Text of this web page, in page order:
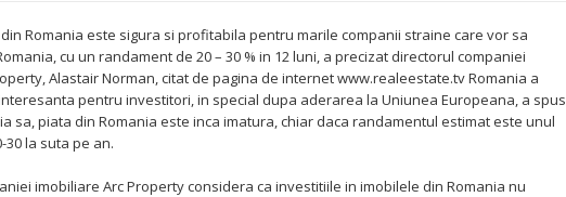
Romania este sigura si profitabila pentru marile companii straine care vor sa
cu un randament de 20 – 30 % in 12 luni, a precizat directorul companiei
Alastair Norman, citat de pagina de internet www.realeestate.tv Romania a
pentru investitori, in special dupa aderarea la Uniunea Europeana, a spus
sa, piata din Romania este inca imatura, chiar daca randamentul estimat este unul
30 la suta pe an.
imobiliare Arc Property considera ca investitiile in imobilele din Romania nu